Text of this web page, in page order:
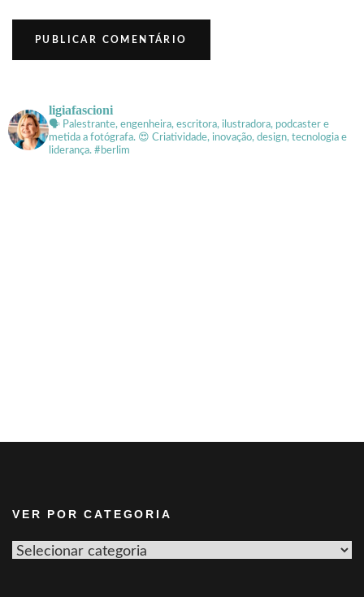
ligiafascioni
🗣 Palestrante, engenheira, escritora, ilustradora, podcaster e
metida a fotógrafa. 😍 Criatividade, inovação, design, tecnologia e
liderança. #berlim
VER POR CATEGORIA
Ver